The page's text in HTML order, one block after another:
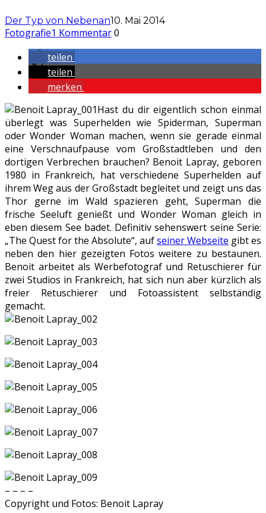
Der Typ von Nebenan10. Mai 2014
Fotografie1 Kommentar0
teilen
teilen
merken
Hast du dir eigentlich schon einmal
überlegt was Superhelden wie Spiderman, Superman
oder Wonder Woman machen, wenn sie gerade einmal
eine Verschnaufpause vom Großstadtleben und den
dortigen Verbrechen brauchen? Benoit Lapray, geboren
1980 in Frankreich, hat verschiedene Superhelden auf
ihrem Weg aus der Großstadt begleitet und zeigt uns das
Thor gerne im Wald spazieren geht, Superman die
frische Seeluft genießt und Wonder Woman gleich in
eben diesem See badet. Definitiv sehenswert seine Serie:
„The Quest for the Absolute“, aufseiner Webseite gibt es
neben den hier gezeigten Fotos weitere zu bestaunen.
Benoit arbeitet als Werbefotograf und Retuschierer für
zwei Studios in Frankreich, hat sich nun aber kürzlich als
freier Retuschierer und Fotoassistent selbständig
gemacht.
– – – –
Copyright und Fotos: Benoit Lapray